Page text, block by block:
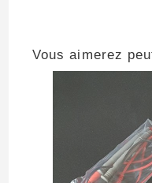
Vous aimerez